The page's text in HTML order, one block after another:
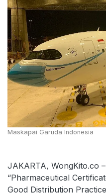
Maskapai Garuda Indonesia
JAKARTA, WongKito.co
“Pharmaceutical
Good Distribution